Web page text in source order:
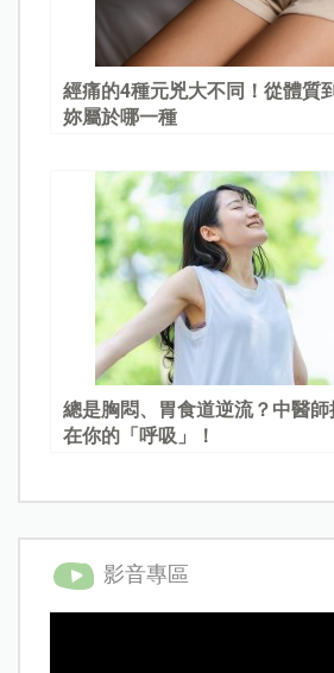
經痛的4種元兇大不同！從體質
妳屬於哪一種
總是胸悶、胃食道逆流？中醫
在你的「呼吸」！
影音專區